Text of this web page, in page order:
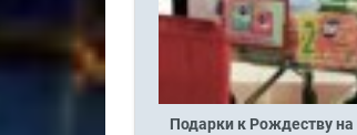
Подарки к Рождеству на